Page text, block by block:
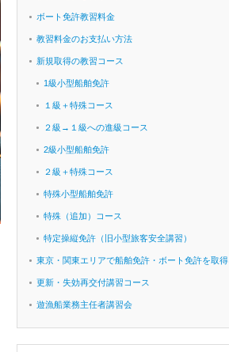
ボート免許教習料金
教習料金のお支払い方法
新規取得の教習コース
1級小型船舶免許
１級＋特殊コース
２級→１級への進級コース
2級小型船舶免許
２級＋特殊コース
特殊小型船舶免許
特殊（追加）コース
特定操縦免許（旧小型旅客安全講習）
東京・関東エリアで船舶免許・ボート免許を取得
更新・失効再交付講習コース
遊漁船業務主任者講習会